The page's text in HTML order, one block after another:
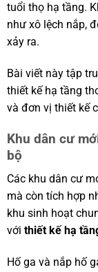
tuổi thọ hạ tầng.
như xô lệch nắp,
xảy ra.
Bài viết này tập
thiết kế hạ tầng
và đơn vị thiết kế
Khu dân cư
bộ
Các khu dân cư
mà còn tích hợp
khu sinh hoạt
với thiết kế hạ
Hố ga và nắp hố